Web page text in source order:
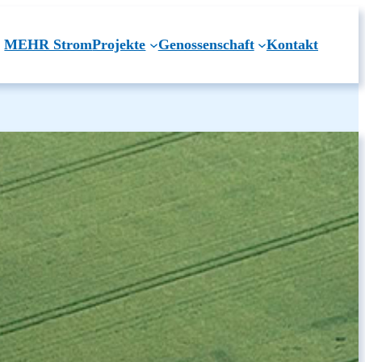
MEHR StromProjekte Genossenschaft Kontakt